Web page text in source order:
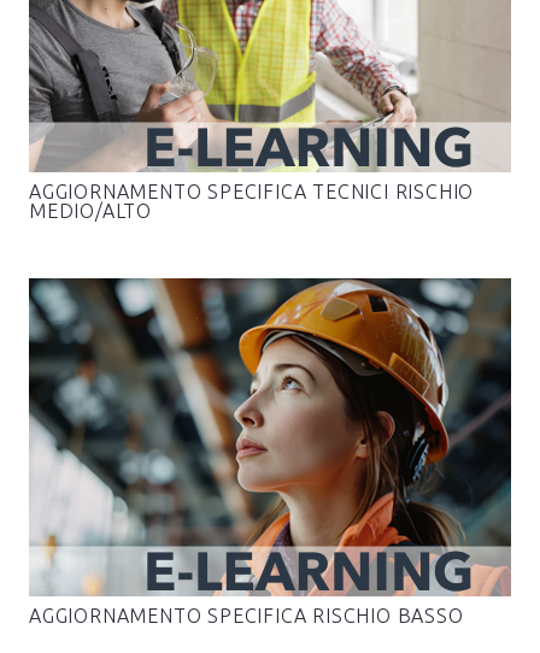
AGGIORNAMENTO SPECIFICA TECNICI RISCHIO
MEDIO/ALTO
AGGIORNAMENTO SPECIFICA RISCHIO BASSO